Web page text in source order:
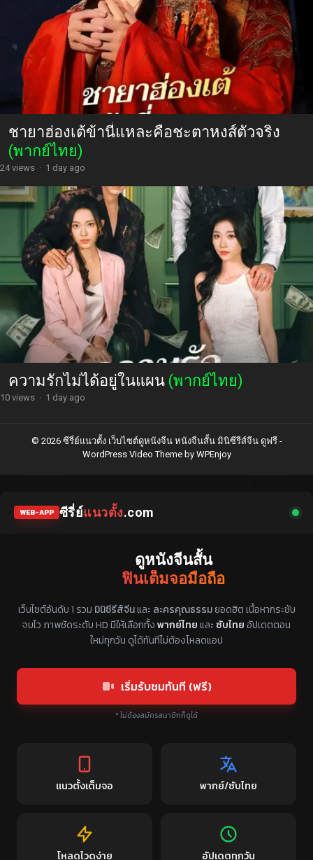
ชายาฮ่องเต้ข้านี่แหละคือชะตาหงส์ตัวจริง
(พากย์ไทย)
24 views · 1 day ago
ความรักไม่ได้อยู่ในแผน (พากย์ไทย)
10 views · 1 day ago
© 2026 ซีรี่ย์แนวตั้ง เว็บไซต์ดูหนังจีน หนังจีนสั้น มินิซีรีส์จีน ดูฟรี -
WordPress Video Themeby WPEnjoy
WEB-APP ซีรี่ย์แนวตั้ง.com
ดูหนังจีนสั้น
ฟินเต็มจอมือถือ
แหล่งรวมซีรี่ย์จีนแนวตั้ง พากย์ไทย ซับไทย
เว็บไซต์อันดับ 1 รวม มินิซีรีส์จีนและ ละครคุณธรรมยอดฮิต เนื้อหากระชับ
จบไว ภาพชัดระดับ HD มีให้เลือกทั้งพากย์ไทยและ ซับไทยอัปเดตตอน
ใหม่ทุกวัน ดูได้ทันทีไม่ต้องโหลดแอป
เริ่มรับชมทันที (ฟรี)
* ไม่ต้องสมัครสมาชิกก็ดูได้
แนวตั้งเต็มจอ พากย์/ซับไทย
โหลดไวดูง่าย อัปเดตทุกวัน